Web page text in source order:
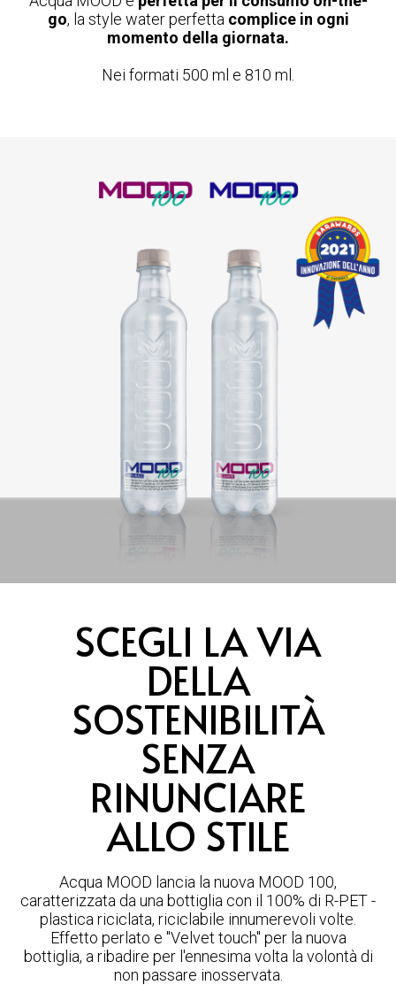
go, la style water perfetta complice in ogni
momento della giornata.
Nei formati 500 ml e 810 ml.
SCEGLI LA VIA
DELLA
SOSTENIBILITÀ
SENZA
RINUNCIARE
ALLO STILE
Acqua MOOD lancia la nuova MOOD 100,
caratterizzata da una bottiglia con il 100% di R-PET -
plastica riciclata, riciclabile innumerevoli volte.
Effetto perlato e "Velvet touch" per la nuova
bottiglia, a ribadire per l'ennesima volta la volontà di
non passare inosservata.